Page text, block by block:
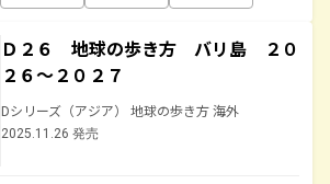
Ｄ２６ 地球の歩き方 バリ島 ２０
２６～２０２７
Dシリーズ（アジア） 地球の歩き方 海外
2025.11.26 発売